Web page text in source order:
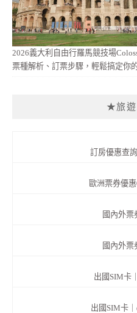
2026義大利自由行羅馬競技場
票種解析、訂票步驟，輕鬆搞定你
★旅
訂房優惠查
歐洲票券優
國內外票
國內外票
出國SIM卡
出國SIM卡